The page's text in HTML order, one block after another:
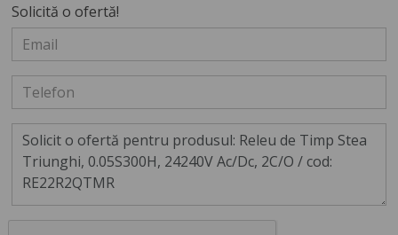
Solicită o ofertă!